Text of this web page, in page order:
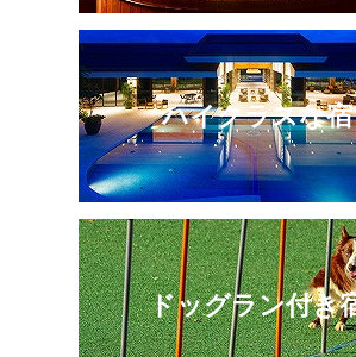
ハイクラスな宿
ドッグラン付き